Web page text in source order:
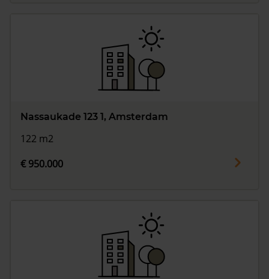
Nassaukade 123 1, Amsterdam
122 m2
€ 950.000